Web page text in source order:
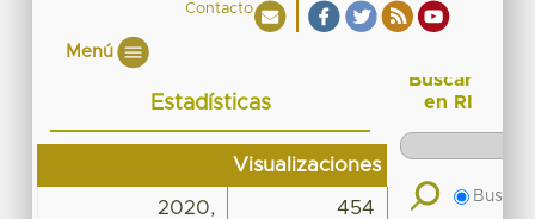
Contacto
Menú
Estadísticas
Visualizaciones
2020,
454
Buscar
en RI
Buscar